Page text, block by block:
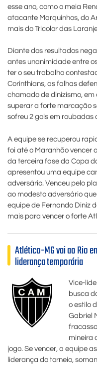
esse ano, como o meia
atacante Marquinhos, do
mais do Tricolor das
Diante dos resultados
antes unanimidade entre
ter o seu trabalho
Corinthians, as falhas
chamado de dinizismo, em
superar a forte marcação
sofreu 2 gols em roubadas
A equipe se recuperou
foi até o Maranhão vencer
da terceira fase da Copa
apresentou uma equipe
adversário. Venceu pelo
ao modesto adversário
equipe de Fernando Diniz
mais para vencer o forte
Atlético-MG vai ao Rio
liderança temporária
Vice-
busca
o estilo
Gabriel
mineira
jogo. Se vencer, a equipe
liderança do torneio,